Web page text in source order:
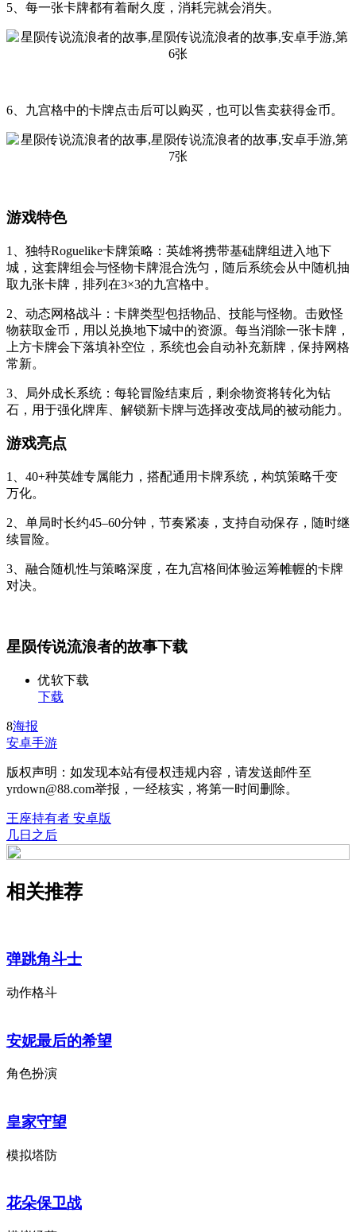
5、每一张卡牌都有着耐久度，消耗完就会消失。
6、九宫格中的卡牌点击后可以购买，也可以售卖获得金币。
游戏特色
1、独特Roguelike卡牌策略：英雄将携带基础牌组进入地下
城，这套牌组会与怪物卡牌混合洗匀，随后系统会从中随机抽
取九张卡牌，排列在3×3的九宫格中。
2、动态网格战斗：卡牌类型包括物品、技能与怪物。击败怪
物获取金币，用以兑换地下城中的资源。每当消除一张卡牌，
上方卡牌会下落填补空位，系统也会自动补充新牌，保持网格
常新。
3、局外成长系统：每轮冒险结束后，剩余物资将转化为钻
石，用于强化牌库、解锁新卡牌与选择改变战局的被动能力。
游戏亮点
1、40+种英雄专属能力，搭配通用卡牌系统，构筑策略千变
万化。
2、单局时长约45–60分钟，节奏紧凑，支持自动保存，随时继
续冒险。
3、融合随机性与策略深度，在九宫格间体验运筹帷幄的卡牌
对决。
星陨传说流浪者的故事下载
优软下载
下载
8海报
安卓手游
版权声明：如发现本站有侵权违规内容，请发送邮件至
yrdown@88.com举报，一经核实，将第一时间删除。
王座持有者 安卓版
几日之后
相关推荐
弹跳角斗士
动作格斗
安妮最后的希望
角色扮演
皇家守望
模拟塔防
花朵保卫战